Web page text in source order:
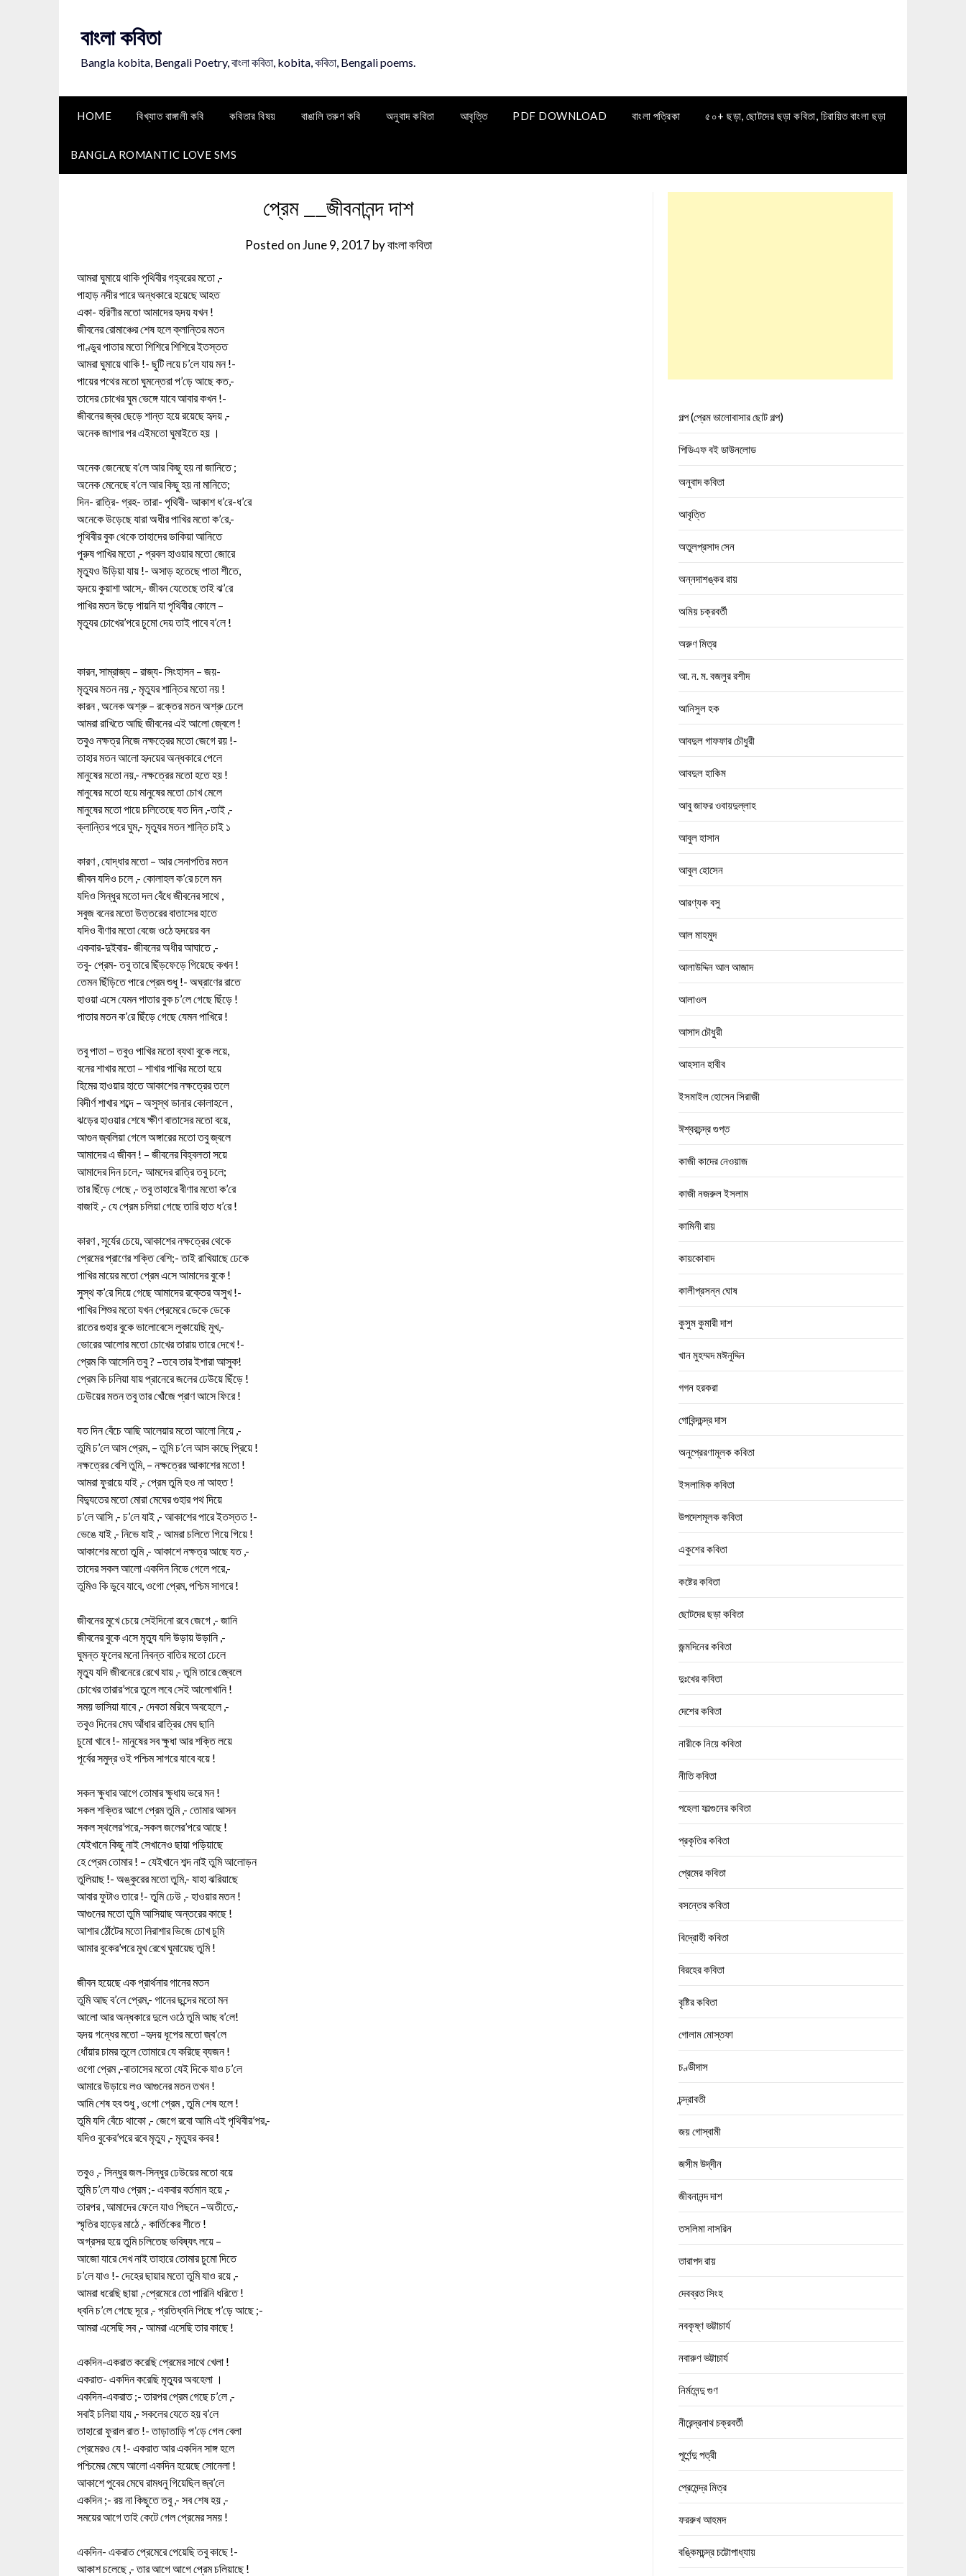
বাংলা কবিতা
Bangla kobita, Bengali Poetry, বাংলা কবিতা, kobita, কবিতা, Bengali poems.
HOME বিখ্যাত বাঙ্গালী কবি কবিতার বিষয় বাঙালি তরুণ কবি অনুবাদ কবিতা আবৃত্তি PDF DOWNLOAD বাংলা পত্রিকা ৫০+ ছড়া, ছোটদের ছড়া কবিতা, চিরায়িত বাংলা ছড়া
BANGLA ROMANTIC LOVE SMS
প্রেম __জীবনানন্দ দাশ
Posted onJune 9, 2017 byবাংলা কবিতা
আমরা ঘুমায়ে থাকি পৃথিবীর গহ্বরের মতো ,-
পাহাড় নদীর পারে অন্ধকারে হয়েছে আহত
একা- হরিণীর মতো আমাদের হৃদয় যখন !
জীবনের রোমাঞ্চের শেষ হলে ক্লান্তির মতন
পাণ্ডুর পাতার মতো শিশিরে শিশিরে ইতস্তত
আমরা ঘুমায়ে থাকি !- ছুটি লয়ে চ’লে যায় মন !-
পায়ের পথের মতো ঘুমন্তেরা প’ড়ে আছে কত,-
তাদের চোখের ঘুম ভেঙ্গে যাবে আবার কখন !-
জীবনের জ্বর ছেড়ে শান্ত হয়ে রয়েছে হৃদয় ,-
অনেক জাগার পর এইমতো ঘুমাইতে হয় ।
অনেক জেনেছে ব’লে আর কিছু হয় না জানিতে ;
অনেক মেনেছে ব’লে আর কিছু হয় না মানিতে;
দিন- রাত্রি- গ্রহ- তারা- পৃথিবী- আকাশ ধ’রে-ধ’রে
অনেকে উড়েছে যারা অধীর পাখির মতো ক’রে,-
পৃথিবীর বুক থেকে তাহাদের ডাকিয়া আনিতে
পুরুষ পাখির মতো ,- প্রবল হাওয়ার মতো জোরে
মৃত্যুও উড়িয়া যায় !- অসাড় হতেছে পাতা শীতে,
হৃদয়ে কুয়াশা আসে,- জীবন যেতেছে তাই ঝ’রে
পাখির মতন উড়ে পায়নি যা পৃথিবীর কোলে –
মৃত্যুর চোখের’পরে চুমো দেয় তাই পাবে ব’লে !
কারন, সাম্রাজ্য – রাজ্য- সিংহাসন – জয়-
মৃত্যুর মতন নয় ,- মৃত্যুর শান্তির মতো নয় !
কারন , অনেক অশ্রু – রক্তের মতন অশ্রু ঢেলে
আমরা রাখিতে আছি জীবনের এই আলো জ্বেলে !
তবুও নক্ষত্র নিজে নক্ষত্রের মতো জেগে রয় !-
তাহার মতন আলো হৃদয়ের অন্ধকারে পেলে
মানুষের মতো নয়,- নক্ষত্রের মতো হতে হয় !
মানুষের মতো হয়ে মানুষের মতো চোখ মেলে
মানুষের মতো পায়ে চলিতেছে যত দিন ,-তাই ,-
ক্লান্তির পরে ঘুম,- মৃত্যুর মতন শান্তি চাই ১
কারণ , যোদ্ধার মতো – আর সেনাপতির মতন
জীবন যদিও চলে ,- কোলাহল ক’রে চলে মন
যদিও সিন্ধুর মতো দল বেঁধে জীবনের সাথে ,
সবুজ বনের মতো উত্তরের বাতাসের হাতে
যদিও বীণার মতো বেজে ওঠে হৃদয়ের বন
একবার-দুইবার- জীবনের অধীর আঘাতে ,-
তবু- প্রেম- তবু তারে ছিঁড়ফেড়ে গিয়েছে কখন !
তেমন ছিঁড়িতে পারে প্রেম শুধু !- অঘ্রাণের রাতে
হাওয়া এসে যেমন পাতার বুক চ’লে গেছে ছিঁড়ে !
পাতার মতন ক’রে ছিঁড়ে গেছে যেমন পাখিরে !
তবু পাতা – তবুও পাখির মতো ব্যথা বুকে লয়ে,
বনের শাখার মতো – শাখার পাখির মতো হয়ে
হিমের হাওয়ার হাতে আকাশের নক্ষত্রের তলে
বিদীর্ণ শাখার শব্দে – অসুস্থ ডানার কোলাহলে ,
ঝড়ের হাওয়ার শেষে ক্ষীণ বাতাসের মতো বয়ে,
আগুন জ্বলিয়া গেলে অঙ্গারের মতো তবু জ্বলে
আমাদের এ জীবন ! – জীবনের বিহ্বলতা সয়ে
আমাদের দিন চলে,- আমদের রাত্রি তবু চলে;
তার ছিঁড়ে গেছে ,- তবু তাহারে বীণার মতো ক’রে
বাজাই ,- যে প্রেম চলিয়া গেছে তারি হাত ধ’রে !
কারণ , সূর্যের চেয়ে, আকাশের নক্ষত্রের থেকে
প্রেমের প্রাণের শক্তি বেশি;- তাই রাখিয়াছে ঢেকে
পাখির মায়ের মতো প্রেম এসে আমাদের বুকে !
সুস্থ ক’রে দিয়ে গেছে আমাদের রক্তের অসুখ !-
পাখির শিশুর মতো যখন প্রেমেরে ডেকে ডেকে
রাতের গুহার বুকে ভালোবেসে লুকায়েছি মুখ,-
ভোরের আলোর মতো চোখের তারায় তারে দেখে !-
প্রেম কি আসেনি তবু ? –তবে তার ইশারা আসুক!
প্রেম কি চলিয়া যায় প্রানেরে জলের ঢেউয়ে ছিঁড়ে !
ঢেউয়ের মতন তবু তার খোঁজে প্রাণ আসে ফিরে !
যত দিন বেঁচে আছি আলেয়ার মতো আলো নিয়ে ,-
তুমি চ’লে আস প্রেম, – তুমি চ’লে আস কাছে প্রিয়ে !
নক্ষত্রের বেশি তুমি, – নক্ষত্রের আকাশের মতো !
আমরা ফুরায়ে যাই ,- প্রেম তুমি হও না আহত !
বিদ্যুতের মতো মোরা মেঘের গুহার পথ দিয়ে
চ’লে আসি ,- চ’লে যাই ,- আকাশের পারে ইতস্তত !-
ভেঙে যাই ,- নিভে যাই ,- আমরা চলিতে গিয়ে গিয়ে !
আকাশের মতো তুমি ,- আকাশে নক্ষত্র আছে যত ,-
তাদের সকল আলো একদিন নিভে গেলে পরে,-
তুমিও কি ডুবে যাবে, ওগো প্রেম, পশ্চিম সাগরে !
জীবনের মুখে চেয়ে সেইদিনো রবে জেগে ,- জানি
জীবনের বুকে এসে মৃত্যু যদি উড়ায় উড়ানি ,-
ঘুমন্ত ফুলের মনো নিবন্ত বাতির মতো ঢেলে
মৃত্যু যদি জীবনেরে রেখে যায় ,- তুমি তারে জ্বেলে
চোখের তারার’পরে তুলে লবে সেই আলোখানি !
সময় ভাসিয়া যাবে ,- দেবতা মরিবে অবহেলে ,-
তবুও দিনের মেঘ আঁধার রাত্রির মেঘ ছানি
চুমো খাবে !- মানুষের সব ক্ষুধা আর শক্তি লয়ে
পূর্বের সমুদ্র ওই পশ্চিম সাগরে যাবে বয়ে !
সকল ক্ষুধার আগে তোমার ক্ষুধায় ভরে মন !
সকল শক্তির আগে প্রেম তুমি ,- তোমার আসন
সকল স্থলের’পরে,-সকল জলের’পরে আছে !
যেইখানে কিছু নাই সেখানেও ছায়া পড়িয়াছে
হে প্রেম তোমার ! – যেইখানে শব্দ নাই তুমি আলোড়ন
তুলিয়াছ !- অঙ্কুরের মতো তুমি,- যাহা ঝরিয়াছে
আবার ফুটাও তারে !- তুমি ঢেউ ,- হাওয়ার মতন !
আগুনের মতো তুমি আসিয়াছ অন্তরের কাছে !
আশার ঠোঁটের মতো নিরাশার ভিজে চোখ চুমি
আমার বুকের’পরে মুখ রেখে ঘুমায়েছ তুমি !
জীবন হয়েছে এক প্রার্থনার গানের মতন
তুমি আছ ব’লে প্রেম,- গানের ছন্দের মতো মন
আলো আর অন্ধকারে দুলে ওঠে তুমি আছ ব’লে!
হৃদয় গন্ধের মতো –হৃদয় ধূপের মতো জ্ব’লে
ধোঁয়ার চামর তুলে তোমারে যে করিছে ব্যজন !
ওগো প্রেম ,-বাতাসের মতো যেই দিকে যাও চ’লে
আমারে উড়ায়ে লও আগুনের মতন তখন !
আমি শেষ হব শুধু , ওগো প্রেম , তুমি শেষ হলে !
তুমি যদি বেঁচে থাকো ,- জেগে রবো আমি এই পৃথিবীর’পর,-
যদিও বুকের’পরে রবে মৃত্যু ,- মৃত্যুর কবর !
তবুও ,- সিন্ধুর জল-সিন্ধুর ঢেউয়ের মতো বয়ে
তুমি চ’লে যাও প্রেম ;- একবার বর্তমান হয়ে ,-
তারপর , আমাদের ফেলে যাও পিছনে –অতীতে,-
স্মৃতির হাড়ের মাঠে ,- কার্তিকের শীতে !
অগ্রসর হয়ে তুমি চলিতেছ ভবিষ্যৎ লয়ে –
আজো যারে দেখ নাই তাহারে তোমার চুমো দিতে
চ’লে যাও !- দেহের ছায়ার মতো তুমি যাও রয়ে ,-
আমরা ধরেছি ছায়া ,-প্রেমেরে তো পারিনি ধরিতে !
ধ্বনি চ’লে গেছে দূরে ,- প্রতিধ্বনি পিছে প’ড়ে আছে ;-
আমরা এসেছি সব ,- আমরা এসেছি তার কাছে !
একদিন-একরাত করেছি প্রেমের সাথে খেলা !
একরাত- একদিন করেছি মৃত্যুর অবহেলা ।
একদিন-একরাত ;- তারপর প্রেম গেছে চ’লে ,-
সবাই চলিয়া যায় ,- সকলের যেতে হয় ব’লে
তাহারো ফুরাল রাত !- তাড়াতাড়ি প’ড়ে গেল বেলা
প্রেমেরও যে !- একরাত আর একদিন সাঙ্গ হলে
পশ্চিমের মেঘে আলো একদিন হয়েছে সোনেলা !
আকাশে পুবের মেঘে রামধনু গিয়েছিল জ্ব’লে
একদিন ;- রয় না কিছুতে তবু ,- সব শেষ হয় ,-
সময়ের আগে তাই কেটে গেল প্রেমের সময় !
একদিন- একরাত প্রেমেরে পেয়েছি তবু কাছে !-
আকাশ চলেছে ,- তার আগে আগে প্রেম চলিয়াছে !
গল্প (প্রেম ভালোবাসার ছোট গল্প)
পিডিএফ বই ডাউনলোড
অনুবাদ কবিতা
আবৃত্তি
অতুলপ্রসাদ সেন
অন্নদাশঙ্কর রায়
অমিয় চক্রবর্তী
অরুণ মিত্র
আ. ন. ম. বজলুর রশীদ
আনিসুল হক
আবদুল গাফফার চৌধুরী
আবদুল হাকিম
আবু জাফর ওবায়দুল্লাহ
আবুল হাসান
আবুল হোসেন
আরণ্যক বসু
আল মাহমুদ
আলাউদ্দিন আল আজাদ
আলাওল
আসাদ চৌধুরী
আহসান হাবীব
ইসমাইল হোসেন সিরাজী
ঈশ্বরচন্দ্র গুপ্ত
কাজী কাদের নেওয়াজ
কাজী নজরুল ইসলাম
কামিনী রায়
কায়কোবাদ
কালীপ্রসন্ন ঘোষ
কুসুম কুমারী দাশ
খান মুহম্মদ মঈনুদ্দিন
গগন হরকরা
গোবিন্দচন্দ্র দাস
অনুপ্রেরণামূলক কবিতা
ইসলামিক কবিতা
উপদেশমূলক কবিতা
একুশের কবিতা
কষ্টের কবিতা
ছোটদের ছড়া কবিতা
জন্মদিনের কবিতা
দুঃখের কবিতা
দেশের কবিতা
নারীকে নিয়ে কবিতা
নীতি কবিতা
পহেলা ফাল্গুনের কবিতা
প্রকৃতির কবিতা
প্রেমের কবিতা
বসন্তের কবিতা
বিদ্রোহী কবিতা
বিরহের কবিতা
বৃষ্টির কবিতা
গোলাম মোস্তফা
চণ্ডীদাস
চন্দ্রাবতী
জয় গোস্বামী
জসীম উদ্‌দীন
জীবনানন্দ দাশ
তসলিমা নাসরিন
তারাপদ রায়
দেবব্রত সিংহ
নবকৃষ্ণ ভট্টাচার্য
নবারুণ ভট্টাচার্য
নির্মলেন্দু গুণ
নীরেন্দ্রনাথ চক্রবর্তী
পূর্ণেন্দু পত্রী
প্রেমেন্দ্র মিত্র
ফররুখ আহমদ
বঙ্কিমচন্দ্র চট্টোপাধ্যায়